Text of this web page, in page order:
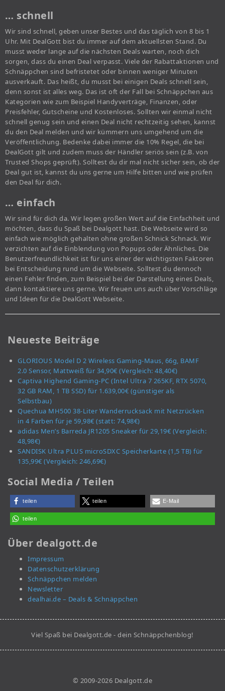
… schnell
Wir sind schnell, geben unser Bestes und das täglich von 8 bis 1
Uhr. Mit DealGott bist du immer auf dem aktuellsten Stand. Du
musst weder lange auf die nächsten Deals warten, noch dich
sorgen, dass du einen Deal verpasst. Viele der Rabattaktionen und
Schnäppchen sind befristetet oder binnen weniger Minuten
ausverkauft. Das heißt, du musst bei einigen Deals schnell sein,
denn sonst ist alles weg. Das ist oft der Fall bei Schnäppchen aus
Kategorien wie zum Beispiel Handyverträge, Finanzen, oder
Preisfehler, Gutscheine und Kostenloses. Sollten wir einmal nicht
schnell genug sein und einen Deal nicht rechtzeitig sehen, kannst
du den Deal melden und wir kümmern uns umgehend um die
Veröffentlichung. Bedenke dabei immer die 10% Regel, die bei
DealGott gilt und zudem muss der Händler seriös sein (z.B. von
Trusted Shops geprüft). Solltest du dir mal nicht sicher sein, ob der
Deal gut ist, kannst du uns gerne um Hilfe bitten und wie prüfen
den Deal für dich.
… einfach
Wir sind für dich da. Wir legen großen Wert auf die Einfachheit und
möchten, dass du Spaß bei Dealgott hast. Die Webseite wird so
einfach wie möglich gehalten ohne großen Schnick Schnack. Wir
verzichten auf die Einblendung von Popups oder Ähnliches. Die
Benutzerfreundlichkeit ist für uns einer der wichtigsten Faktoren
bei Entscheidung rund um die Webseite. Solltest du dennoch
einen Fehler finden, zum Beispiel bei der Darstellung eines Deals,
dann kontaktiere uns gerne. Wir freuen uns auch über Vorschläge
und Ideen für die DealGott Webseite.
Neueste Beiträge
GLORIOUS Model D 2 Wireless Gaming-Maus, 66g, BAMF
2.0 Sensor, Mattweiß für 34,90€ (Vergleich: 48,40€)
Captiva Highend Gaming-PC (Intel Ultra 7 265KF, RTX 5070,
32 GB RAM, 1 TB SSD) für 1.639,00€ (günstiger als
Selbstbau)
Quechua MH500 38-Liter Wanderrucksack mit Netzrücken
in 4 Farben für je 59,98€ (statt: 74,98€)
adidas Men’s Barreda JR1205 Sneaker für 29,19€ (Vergleich:
48,98€)
SANDISK Ultra PLUS microSDXC Speicherkarte (1,5 TB) für
135,99€ (Vergleich: 246,69€)
Social Media / Teilen
teilen teilen E-Mail
teilen
Über dealgott.de
Impressum
Datenschutzerklärung
Schnäppchen melden
Newsletter
dealhai.de – Deals & Schnäppchen
Viel Spaß bei Dealgott.de - dein Schnäppchenblog!
© 2009-2026 Dealgott.de